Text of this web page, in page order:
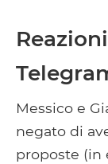
Messico e
negato di
proposte (in